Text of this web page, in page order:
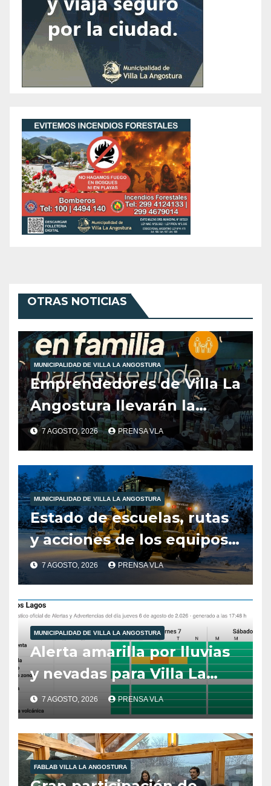
OTRAS NOTICIAS
MUNICIPALIDAD DE VILLA LA ANGOSTURA
Emprendedores de Villa La
Angostura llevarán la
producción local a Tienda
de Sabores.
7 AGOSTO, 2026 PRENSA VLA
MUNICIPALIDAD DE VILLA LA ANGOSTURA
Estado de escuelas, rutas
y acciones de los equipos
municipales – Villa La
Angostura – 7 de agosto –
10:00 hs
7 AGOSTO, 2026 PRENSA VLA
MUNICIPALIDAD DE VILLA LA ANGOSTURA
Alerta amarilla por lluvias
y nevadas para Villa La
Angostura.
7 AGOSTO, 2026 PRENSA VLA
FABLAB VILLA LA ANGOSTURA